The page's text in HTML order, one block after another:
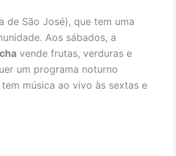
de São José), que tem uma
Aos sábados, a
vende frutas, verduras e
um programa noturno
música ao vivo às sextas e